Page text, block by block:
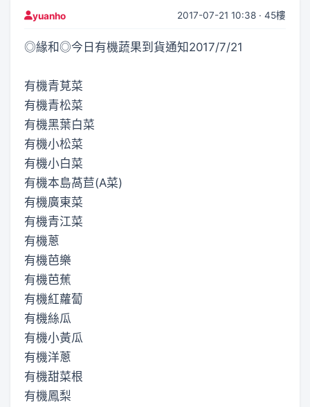
yuanho 2017-07-21 10:38 · 45樓
◎緣和◎今日有機蔬果到貨通知2017/7/21
有機青莧菜
有機青松菜
有機黑葉白菜
有機小松菜
有機小白菜
有機本島萵苣(A菜)
有機廣東菜
有機青江菜
有機蔥
有機芭樂
有機芭蕉
有機紅蘿蔔
有機絲瓜
有機小黃瓜
有機洋蔥
有機甜菜根
有機鳳梨